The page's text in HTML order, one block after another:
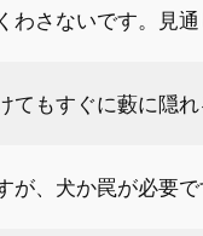
わさないです。見
てもすぐに藪に隠
が、犬か罠が必要